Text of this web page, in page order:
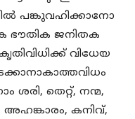
പങ്കുവഹിക്കാനോ
ഭൗതിക ജനിതക
വിധേയ
തെറ്റ്, നന്മ,
അഹങ്കാരം, കനിവ്,